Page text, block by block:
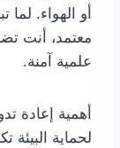
أو الهواء. لما
معتمد، أنت
علمية آمنة.
أهمية إعادة
لحماية البيئة